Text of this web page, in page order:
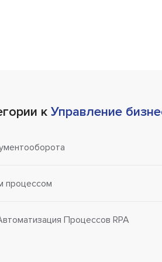
к Управление
процессом
Процессов RPA